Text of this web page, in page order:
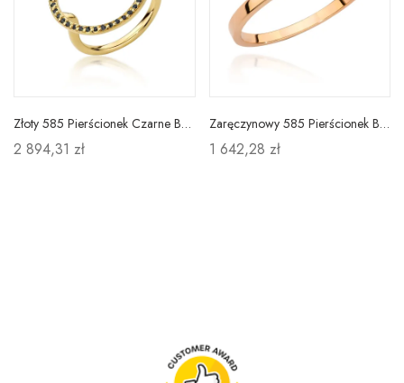
Złoty 585 Pierścionek Czarne Brylanty Prezent
2 894,31 zł
Zaręczynowy 585 Pierścionek Brylant Różowe Złoto
1 642,28 zł